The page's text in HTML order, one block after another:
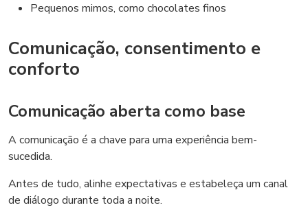
Pequenos mimos, como chocolates finos
Comunicação, consentimento e
conforto
Comunicação aberta como base
A comunicação é a chave para uma experiência bem-
sucedida.
Antes de tudo, alinhe expectativas e estabeleça um canal
de diálogo durante toda a noite.